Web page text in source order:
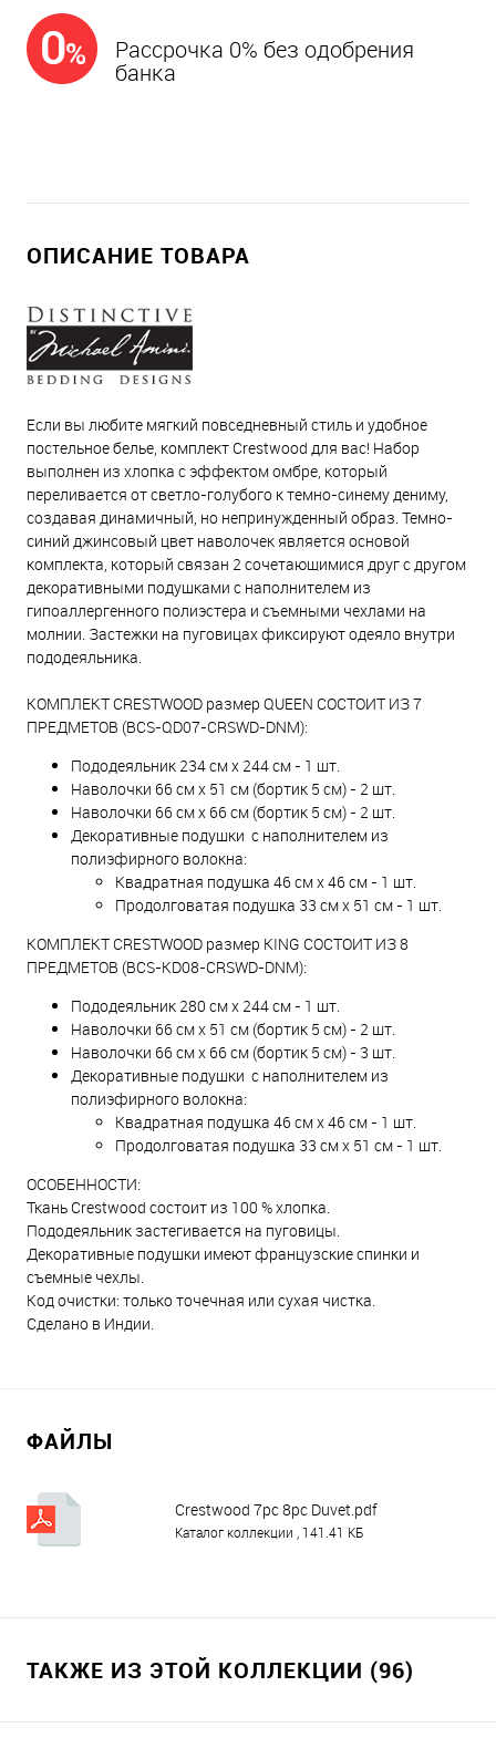
Рассрочка 0% без одобрения
банка
ОПИСАНИЕ ТОВАРА
Если вы любите мягкий повседневный стиль и удобное
постельное белье, комплект Crestwood для вас! Набор
выполнен из хлопка с эффектом омбре, который
переливается от светло-голубого к темно-синему дениму,
создавая динамичный, но непринужденный образ. Темно-
синий джинсовый цвет наволочек является основой
комплекта, который связан 2 сочетающимися друг с другом
декоративными подушками с наполнителем из
гипоаллергенного полиэстера и съемными чехлами на
молнии. Застежки на пуговицах фиксируют одеяло внутри
пододеяльника.
КОМПЛЕКТ CRESTWOOD размер QUEEN СОСТОИТ ИЗ 7
ПРЕДМЕТОВ (BCS-QD07-CRSWD-DNM):
Пододеяльник 234 см х 244 см - 1 шт.
Наволочки 66 см x 51 см (бортик 5 см) - 2 шт.
Наволочки 66 см x 66 см (бортик 5 см) - 2 шт.
Декоративные подушки с наполнителем из
полиэфирного волокна:
Квадратная подушка 46 см х 46 см - 1 шт.
Продолговатая подушка 33 см х 51 см - 1 шт.
КОМПЛЕКТ CRESTWOOD размер KING СОСТОИТ ИЗ 8
ПРЕДМЕТОВ (BCS-KD08-CRSWD-DNM):
Пододеяльник 280 см х 244 см - 1 шт.
Наволочки 66 см x 51 см (бортик 5 см) - 2 шт.
Наволочки 66 см x 66 см (бортик 5 см) - 3 шт.
Декоративные подушки с наполнителем из
полиэфирного волокна:
Квадратная подушка 46 см х 46 см - 1 шт.
Продолговатая подушка 33 см х 51 см - 1 шт.
ОСОБЕННОСТИ:
Ткань Crestwood состоит из 100 % хлопка.
Пододеяльник застегивается на пуговицы.
Декоративные подушки имеют французские спинки и
съемные чехлы.
Код очистки: только точечная или сухая чистка.
Сделано в Индии.
ФАЙЛЫ
Crestwood 7pc 8pc Duvet.pdf
Каталог коллекции , 141.41 КБ
ТАКЖЕ ИЗ ЭТОЙ КОЛЛЕКЦИИ (96)